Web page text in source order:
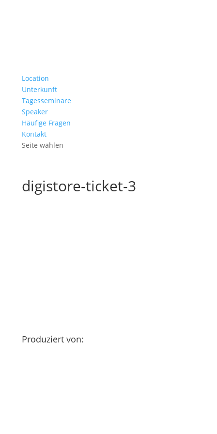
Location
Unterkunft
Tagesseminare
Speaker
Häufige Fragen
Kontakt
Seite wählen
digistore-ticket-3
Produziert von: